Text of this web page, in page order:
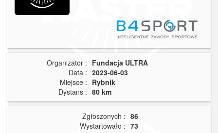
Organizator : Fundacja ULTRA
Data : 2023-06-03
Miejsce : Rybnik
Dystans : 80 km
Zgłoszonych : 86
Wystartowało : 73